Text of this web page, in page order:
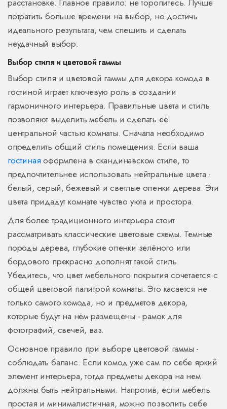
расстановке. Главное правило: не торопитесь. Лучше
потратить больше времени на выбор, но достичь
идеального результата, чем спешить и сделать
неудачный выбор.
Выбор стиля и цветовой гаммы
Выбор стиля и цветовой гаммы для декора комода в
гостиной играет ключевую роль в создании
гармоничного интерьера. Правильные цвета и стиль
позволяют выделить мебель и сделать её
центральной частью комнаты. Сначала необходимо
определить общий стиль помещения. Если ваша
гостиная оформлена в скандинавском стиле, то
предпочтительнее использовать нейтральные цвета -
белый, серый, бежевый и светлые оттенки дерева. Эти
цвета придадут комнате чувство уюта и простора.
Для более традиционного интерьера стоит
рассматривать классические цветовые схемы. Темные
породы дерева, глубокие оттенки зелёного или
бордового прекрасно дополнят такой стиль.
Убедитесь, что цвет мебельного покрытия сочетается с
общей цветовой палитрой комнаты. Это касается не
только самого комода, но и предметов декора,
которые будут на нём размещены - рамок для
фотографий, свечей, ваз.
Основное правило при выборе цветовой гаммы -
соблюдать баланс. Если комод уже сам по себе яркий
элемент интерьера, тогда предметы декора на нем
должны быть нейтральными. Напротив, если мебель
простая и минималистичная, можно позволить себе